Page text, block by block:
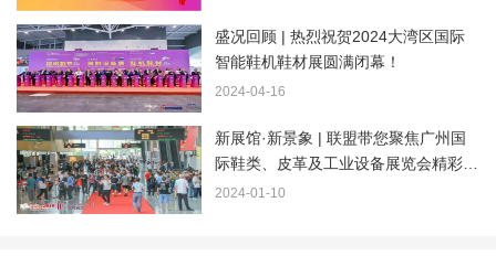
盛况回顾 | 热烈祝贺2024大湾区国际
智能鞋机鞋材展圆满闭幕！
2024-04-16
新展馆·新景象 | 联盟带您聚焦广州国
际鞋类、皮革及工业设备展览会精彩瞬
间！
2024-01-10